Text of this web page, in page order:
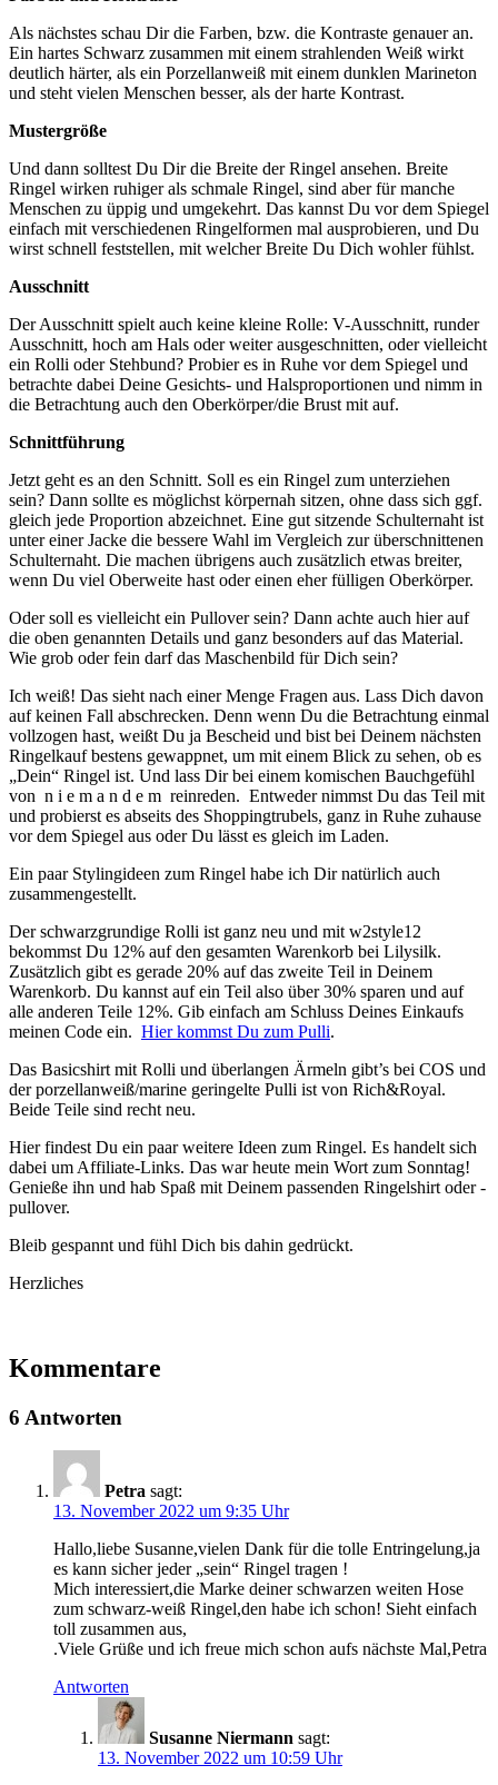
Als nächstes schau Dir die Farben, bzw. die Kontraste genauer an.
Ein hartes Schwarz zusammen mit einem strahlenden Weiß wirkt
deutlich härter, als ein Porzellanweiß mit einem dunklen Marineton
und steht vielen Menschen besser, als der harte Kontrast.
Mustergröße
Und dann solltest Du Dir die Breite der Ringel ansehen. Breite
Ringel wirken ruhiger als schmale Ringel, sind aber für manche
Menschen zu üppig und umgekehrt. Das kannst Du vor dem Spiegel
einfach mit verschiedenen Ringelformen mal ausprobieren, und Du
wirst schnell feststellen, mit welcher Breite Du Dich wohler fühlst.
Ausschnitt
Der Ausschnitt spielt auch keine kleine Rolle: V-Ausschnitt, runder
Ausschnitt, hoch am Hals oder weiter ausgeschnitten, oder vielleicht
ein Rolli oder Stehbund? Probier es in Ruhe vor dem Spiegel und
betrachte dabei Deine Gesichts- und Halsproportionen und nimm in
die Betrachtung auch den Oberkörper/die Brust mit auf.
Schnittführung
Jetzt geht es an den Schnitt. Soll es ein Ringel zum unterziehen
sein? Dann sollte es möglichst körpernah sitzen, ohne dass sich ggf.
gleich jede Proportion abzeichnet. Eine gut sitzende Schulternaht ist
unter einer Jacke die bessere Wahl im Vergleich zur überschnittenen
Schulternaht. Die machen übrigens auch zusätzlich etwas breiter,
wenn Du viel Oberweite hast oder einen eher fülligen Oberkörper.
Oder soll es vielleicht ein Pullover sein? Dann achte auch hier auf
die oben genannten Details und ganz besonders auf das Material.
Wie grob oder fein darf das Maschenbild für Dich sein?
Ich weiß! Das sieht nach einer Menge Fragen aus. Lass Dich davon
auf keinen Fall abschrecken. Denn wenn Du die Betrachtung einmal
vollzogen hast, weißt Du ja Bescheid und bist bei Deinem nächsten
Ringelkauf bestens gewappnet, um mit einem Blick zu sehen, ob es
„Dein“ Ringel ist. Und lass Dir bei einem komischen Bauchgefühl
von n i e m a n d e m reinreden. Entweder nimmst Du das Teil mit
und probierst es abseits des Shoppingtrubels, ganz in Ruhe zuhause
vor dem Spiegel aus oder Du lässt es gleich im Laden.
Ein paar Stylingideen zum Ringel habe ich Dir natürlich auch
zusammengestellt.
Der schwarzgrundige Rolli ist ganz neu und mit w2style12
bekommst Du 12% auf den gesamten Warenkorb bei Lilysilk.
Zusätzlich gibt es gerade 20% auf das zweite Teil in Deinem
Warenkorb. Du kannst auf ein Teil also über 30% sparen und auf
alle anderen Teile 12%. Gib einfach am Schluss Deines Einkaufs
meinen Code ein. Hier kommst Du zum Pulli.
Das Basicshirt mit Rolli und überlangen Ärmeln gibt’s bei COS und
der porzellanweiß/marine geringelte Pulli ist von Rich&Royal.
Beide Teile sind recht neu.
Hier findest Du ein paar weitere Ideen zum Ringel. Es handelt sich
dabei um Affiliate-Links. Das war heute mein Wort zum Sonntag!
Genieße ihn und hab Spaß mit Deinem passenden Ringelshirt oder -
pullover.
Bleib gespannt und fühl Dich bis dahin gedrückt.
Herzliches
Kommentare
6 Antworten
Petra sagt:
13. November 2022 um 9:35 Uhr
Hallo,liebe Susanne,vielen Dank für die tolle Entringelung,ja
es kann sicher jeder „sein“ Ringel tragen !
Mich interessiert,die Marke deiner schwarzen weiten Hose
zum schwarz-weiß Ringel,den habe ich schon! Sieht einfach
toll zusammen aus,
.Viele Grüße und ich freue mich schon aufs nächste Mal,Petra
Antworten
Susanne Niermann sagt:
13. November 2022 um 10:59 Uhr